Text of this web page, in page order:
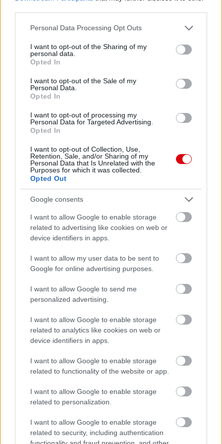
Please note that this website/app uses one or more Google
not limited to your visit or usage behaviour. You may click to
grant or deny consent to Google and its third-party tags to
use your data for below specified purposes in below Google
consent section.
Personal Data Processing Opt Outs
I want to opt-out of the Sharing of my
personal data.
Opted In
I want to opt-out of the Sale of my
Personal Data.
Opted In
I want to opt-out of processing my
Personal Data for Targeted Advertising.
Opted In
I want to opt-out of Collection, Use,
Retention, Sale, and/or Sharing of my
Personal Data that Is Unrelated with the
Purposes for which it was collected.
Opted Out
Google consents
I want to allow Google to enable storage
related to advertising like cookies on web or
device identifiers in apps.
I want to allow my user data to be sent to
Google for online advertising purposes.
I want to allow Google to send me
personalized advertising.
I want to allow Google to enable storage
related to analytics like cookies on web or
device identifiers in apps.
I want to allow Google to enable storage
related to functionality of the website or app.
I want to allow Google to enable storage
related to personalization.
I want to allow Google to enable storage
related to security, including authentication
Meccs Center
Paris Saint-Germain
Manchester United
Nya Ullevi, Göteborg
2026-08-08 17:00
2 nap 12 óra 18 perc 13 másodperc